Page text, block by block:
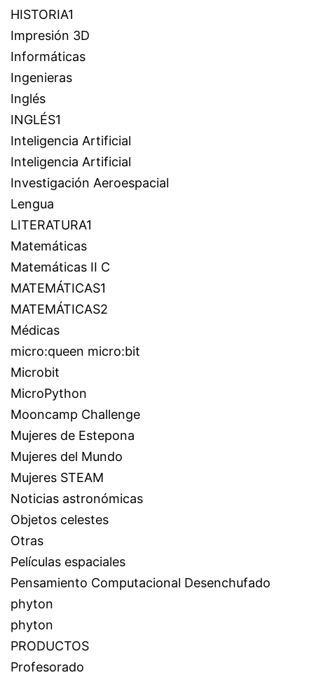
HISTORIA1
Impresión 3D
Informáticas
Ingenieras
Inglés
INGLÉS1
Inteligencia Artificial
Inteligencia Artificial
Investigación Aeroespacial
Lengua
LITERATURA1
Matemáticas
Matemáticas II C
MATEMÁTICAS1
MATEMÁTICAS2
Médicas
micro:queen micro:bit
Microbit
MicroPython
Mooncamp Challenge
Mujeres de Estepona
Mujeres del Mundo
Mujeres STEAM
Noticias astronómicas
Objetos celestes
Otras
Películas espaciales
Pensamiento Computacional Desenchufado
phyton
phyton
PRODUCTOS
Profesorado